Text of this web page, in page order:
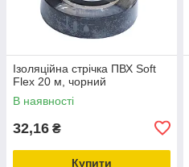
Ізоляційна стрічка ПВХ Soft
Flex 20 м, чорний
В наявності
32,16 ₴
Купити